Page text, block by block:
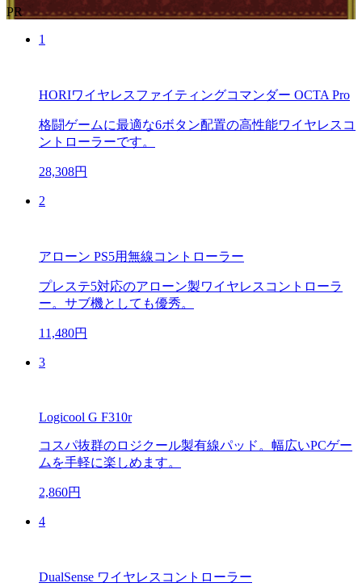
PR
1
HORIワイヤレスファイティングコマンダー OCTA Pro
格闘ゲームに最適な6ボタン配置の高性能ワイヤレスコ
ントローラーです。
28,308円
2
アローン PS5用無線コントローラー
プレステ5対応のアローン製ワイヤレスコントローラ
ー。サブ機としても優秀。
11,480円
3
Logicool G F310r
コスパ抜群のロジクール製有線パッド。幅広いPCゲー
ムを手軽に楽しめます。
2,860円
4
DualSense ワイヤレスコントローラー